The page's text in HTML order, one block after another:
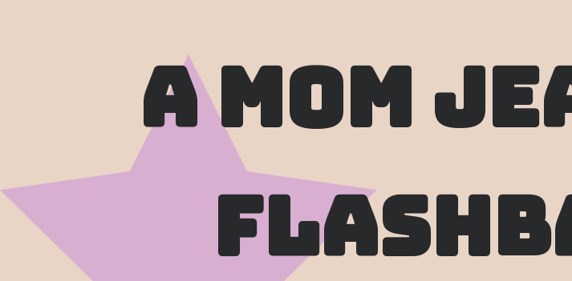
A mom